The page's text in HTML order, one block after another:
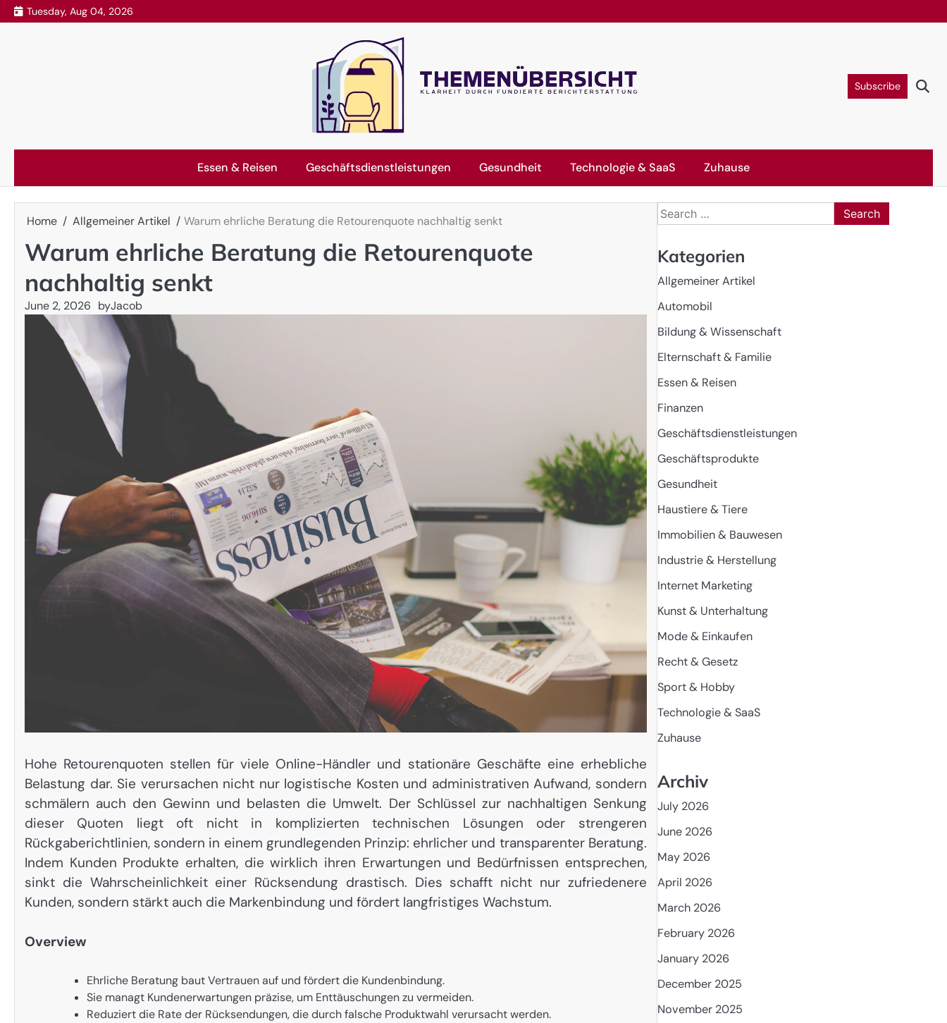
Skip
to
Tuesday, Aug 04, 2026
Subscribe
Essen & Reisen Geschäftsdienstleistungen Gesundheit Technologie & SaaS Zuhause
Home Allgemeiner Artikel Warum ehrliche Beratung die Retourenquote nachhaltig senkt
Warum ehrliche Beratung die Retourenquote
nachhaltig senkt
June 2, 2026 byJacob
Hohe Retourenquoten stellen für viele Online-Händler und stationäre Geschäfte eine erhebliche
Belastung dar. Sie verursachen nicht nur logistische Kosten und administrativen Aufwand, sondern
schmälern auch den Gewinn und belasten die Umwelt. Der Schlüssel zur nachhaltigen Senkung
dieser Quoten liegt oft nicht in komplizierten technischen Lösungen oder strengeren
Rückgaberichtlinien, sondern in einem grundlegenden Prinzip: ehrlicher und transparenter Beratung.
Indem Kunden Produkte erhalten, die wirklich ihren Erwartungen und Bedürfnissen entsprechen,
sinkt die Wahrscheinlichkeit einer Rücksendung drastisch. Dies schafft nicht nur zufriedenere
Kunden, sondern stärkt auch die Markenbindung und fördert langfristiges Wachstum.
Overview
Ehrliche Beratung baut Vertrauen auf und fördert die Kundenbindung.
Sie managt Kundenerwartungen präzise, um Enttäuschungen zu vermeiden.
Reduziert die Rate der Rücksendungen, die durch falsche Produktwahl verursacht werden.
Search
for:
Kategorien
Allgemeiner Artikel
Automobil
Bildung & Wissenschaft
Elternschaft & Familie
Essen & Reisen
Finanzen
Geschäftsdienstleistungen
Geschäftsprodukte
Gesundheit
Haustiere & Tiere
Immobilien & Bauwesen
Industrie & Herstellung
Internet Marketing
Kunst & Unterhaltung
Mode & Einkaufen
Recht & Gesetz
Sport & Hobby
Technologie & SaaS
Zuhause
Archiv
July 2026
June 2026
May 2026
April 2026
March 2026
February 2026
January 2026
December 2025
November 2025